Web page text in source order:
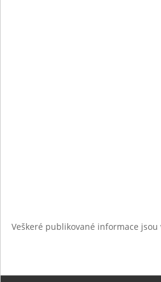
Veškeré publikované informace